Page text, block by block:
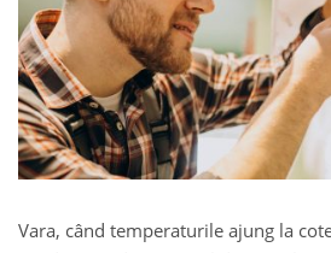
Vara, când temperaturile ajung la